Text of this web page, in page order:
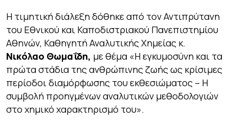
Η τιμητική διάλεξη δόθηκε από τον Αντιπρύτανη
του Εθνικού και Καποδιστριακού Πανεπιστημίου
Αθηνών, Καθηγητή Αναλυτικής Χημείας κ.
Νικόλαο Θωμαΐδη, με θέμα «Η εγκυμοσύνη και τα
πρώτα στάδια της ανθρώπινης ζωής ως κρίσιμες
περίοδοι διαμόρφωσης του εκθεσιώματος – Η
συμβολή προηγμένων αναλυτικών μεθοδολογιών
στο χημικό χαρακτηρισμό του».